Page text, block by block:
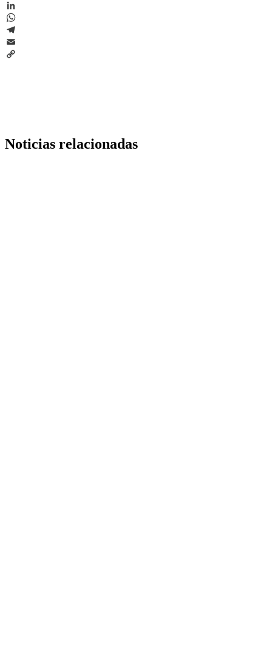
X
LinkedIn
WhatsApp
Telegram
Email
Noticias relacionadas